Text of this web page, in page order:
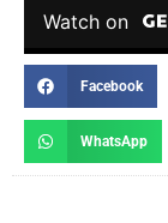
Facebook
WhatsApp